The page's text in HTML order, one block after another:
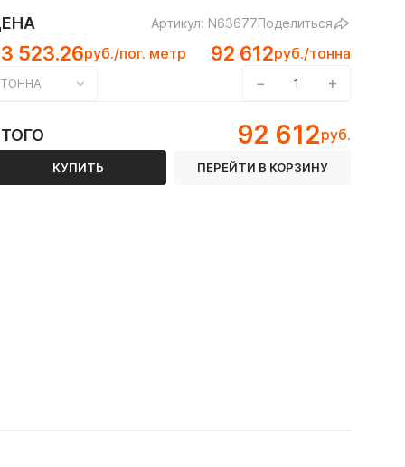
Артикул: N63677Поделиться
523.26руб./пог. метр 92 612руб./тонна
ТОННА − +
92 612руб.
КУПИТЬ ПЕРЕЙТИ В КОРЗИНУ